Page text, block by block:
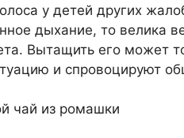
у детей других
дыхание, то велика
Вытащить его может
и спровоцируют